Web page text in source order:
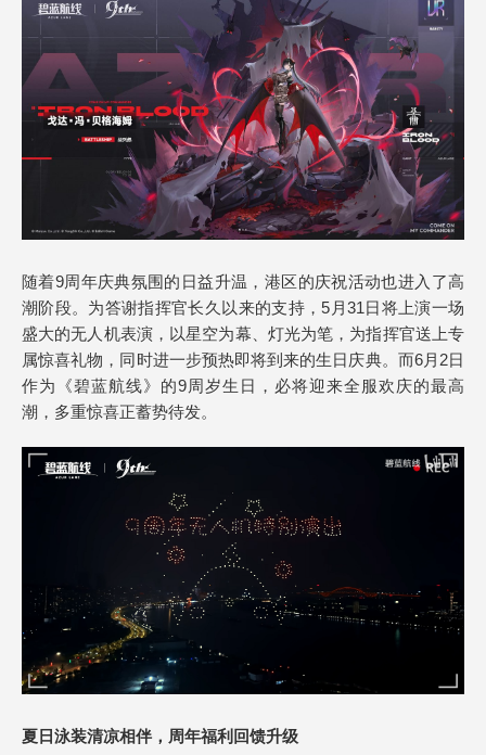
随着9周年庆典氛围的日益升温，港区的庆祝活动也进入了高
潮阶段。为答谢指挥官长久以来的支持，5月31日将上演一场
盛大的无人机表演，以星空为幕、灯光为笔，为指挥官送上专
属惊喜礼物，同时进一步预热即将到来的生日庆典。而6月2日
作为《碧蓝航线》的9周岁生日，必将迎来全服欢庆的最高
潮，多重惊喜正蓄势待发。
夏日泳装清凉相伴，周年福利回馈升级